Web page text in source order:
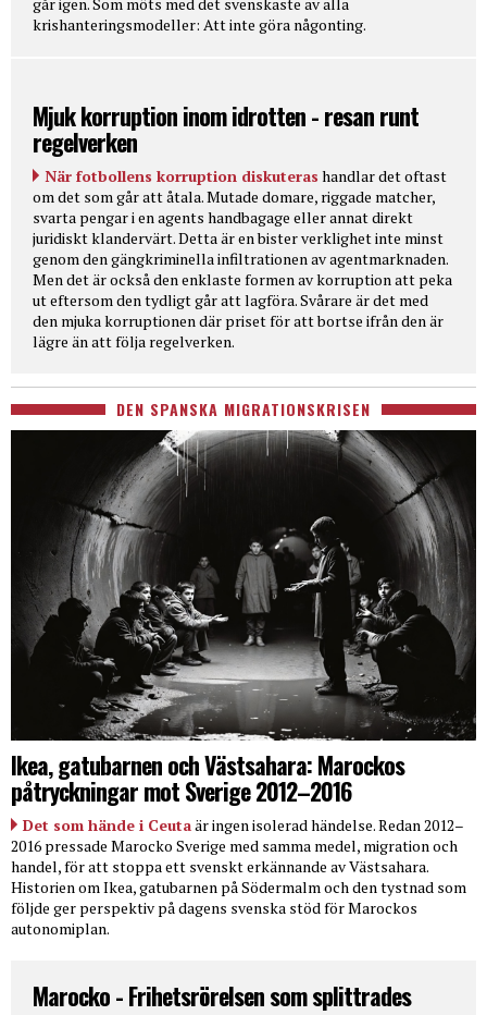
krishanteringsmodeller: Att inte göra någonting.
Mjuk korruption inom idrotten - resan runt
regelverken
När fotbollens korruption diskuteras handlar det oftast
om det som går att åtala. Mutade domare, riggade matcher,
svarta pengar i en agents handbagage eller annat direkt
juridiskt klandervärt. Detta är en bister verklighet inte minst
genom den gängkriminella infiltrationen av agentmarknaden.
Men det är också den enklaste formen av korruption att peka
ut eftersom den tydligt går att lagföra. Svårare är det med
den mjuka korruptionen där priset för att bortse ifrån den är
lägre än att följa regelverken.
DEN SPANSKA MIGRATIONSKRISEN
Ikea, gatubarnen och Västsahara: Marockos
påtryckningar mot Sverige 2012–2016
Det som hände i Ceutaär ingen isolerad händelse. Redan 2012–
2016 pressade Marocko Sverige med samma medel, migration och
handel, för att stoppa ett svenskt erkännande av Västsahara.
Historien om Ikea, gatubarnen på Södermalm och den tystnad som
följde ger perspektiv på dagens svenska stöd för Marockos
autonomiplan.
Marocko - Frihetsrörelsen som splittrades